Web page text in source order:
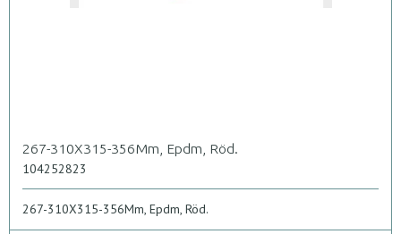
267-310X315-356Mm, Epdm, Röd.
104252823
267-310X315-356Mm, Epdm, Röd.